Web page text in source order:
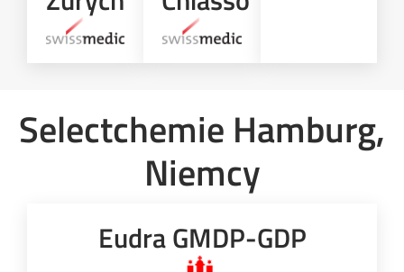
Selectchemie Hamburg,
Niemcy
Eudra GMDP-GDP